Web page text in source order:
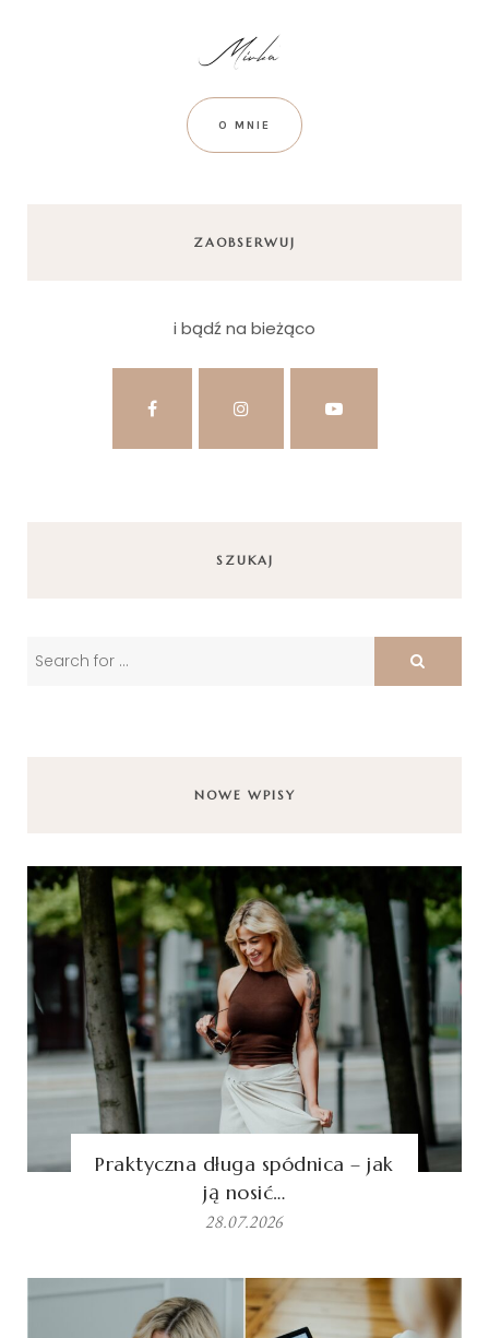
O MNIE
ZAOBSERWUJ
i bądź na bieżąco
SZUKAJ
NOWE WPISY
Praktyczna długa spódnica – jak
ją nosić…
28.07.2026